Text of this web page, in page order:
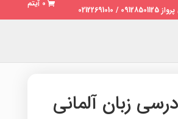
0 آیتم
زبان آلمانی